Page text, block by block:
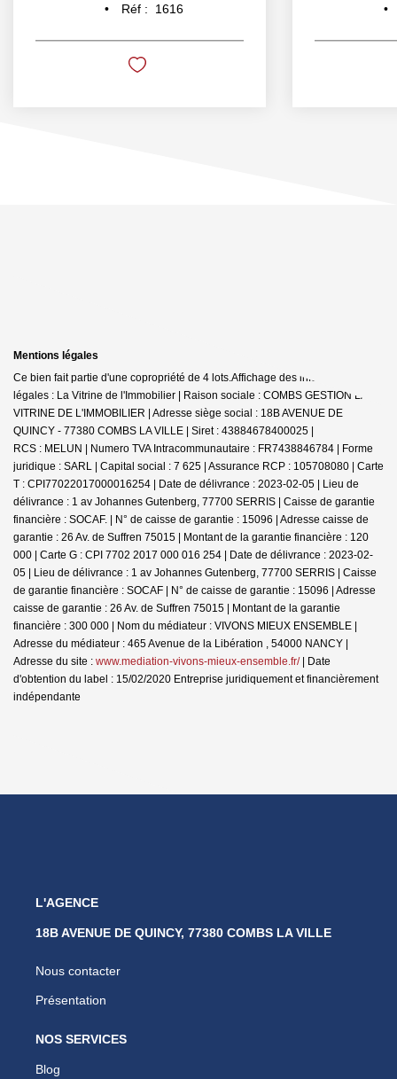
Réf :
1616
Mentions légales
Ce bien fait partie d'une copropriété de 4 lots.Affichage des informations
légales : La Vitrine de l'Immobilier | Raison sociale : COMBS GESTION LA
VITRINE DE L'IMMOBILIER | Adresse siège social : 18B AVENUE DE
QUINCY - 77380 COMBS LA VILLE | Siret : 43884678400025 |
RCS : MELUN | Numero TVA Intracommunautaire : FR7438846784 | Forme
juridique : SARL | Capital social : 7 625 | Assurance RCP : 105708080 | Carte
T : CPI77022017000016254 | Date de délivrance : 2023-02-05 | Lieu de
délivrance : 1 av Johannes Gutenberg, 77700 SERRIS | Caisse de garantie
financière : SOCAF. | N° de caisse de garantie : 15096 | Adresse caisse de
garantie : 26 Av. de Suffren 75015 | Montant de la garantie financière : 120
000 | Carte G : CPI 7702 2017 000 016 254 | Date de délivrance : 2023-02-
05 | Lieu de délivrance : 1 av Johannes Gutenberg, 77700 SERRIS | Caisse
de garantie financière : SOCAF | N° de caisse de garantie : 15096 | Adresse
caisse de garantie : 26 Av. de Suffren 75015 | Montant de la garantie
financière : 300 000 | Nom du médiateur : VIVONS MIEUX ENSEMBLE |
Adresse du médiateur : 465 Avenue de la Libération , 54000 NANCY |
Adresse du site : www.mediation-vivons-mieux-ensemble.fr/| Date
d'obtention du label : 15/02/2020 Entreprise juridiquement et financièrement
indépendante
L'AGENCE
18B AVENUE DE QUINCY, 77380 COMBS LA VILLE
Nous contacter
Présentation
NOS SERVICES
Blog